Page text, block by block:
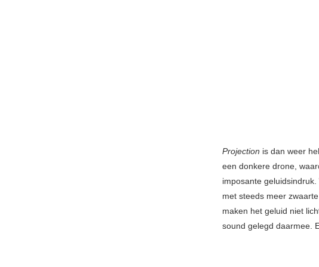
Projection is dan weer
een donkere drone,
imposante
met steeds meer
maken het geluid niet
sound gelegd daarmee.